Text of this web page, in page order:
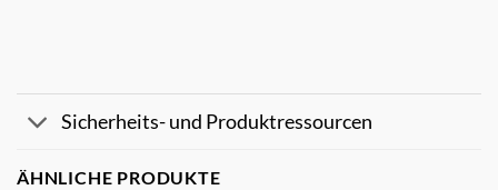
Sicherheits- und Produktressourcen
ÄHNLICHE PRODUKTE